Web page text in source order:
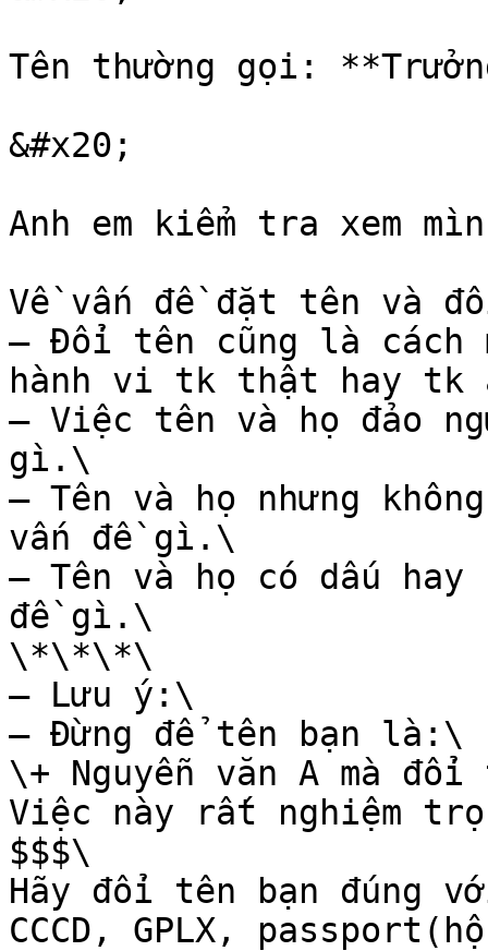
Tên thường gọi:
&#x20;
Anh em kiểm tra xem
Về vấn đề đặt tên và
– Đổi tên cũng là cách
hành vi tk thật hay tk
– Việc tên và họ đảo
gì.\
– Tên và họ nhưng
vấn đề gì.\
– Tên và họ có dấu hay
đề gì.\
\*\*\*\
– Lưu ý:\
– Đừng để tên bạn là:\
\+ Nguyễn văn A mà
Việc này rất nghiệm
$$$\
Hãy đổi tên bạn đúng
CCCD, GPLX,